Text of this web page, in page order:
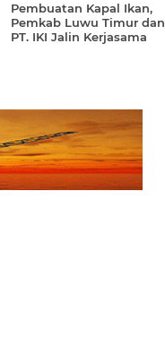
Pembuatan Kapal Ikan,
Pemkab Luwu Timur dan
PT. IKI Jalin Kerjasama